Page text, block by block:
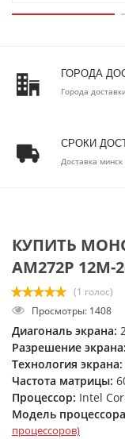
ГОРОДА
Города
СРОКИ
КУПИТЬ
AM272P 12M-
(1 голос)
Просмотры: 1408
Диагональ экрана:
Разрешение экрана:
Технология экрана:
Частота матрицы:
Процессор: Intel
Модель
процессоров)